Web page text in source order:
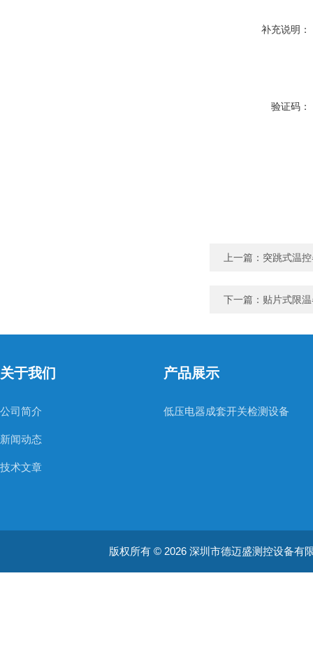
补充说明：
验证码：
上一篇： 突跳式温
下一篇： 贴片式限
关于我们
公司简介
新闻动态
技术文章
产品展示
低压电器成套开关检测设备
版权所有 © 2026 深圳市德迈盛测控设备